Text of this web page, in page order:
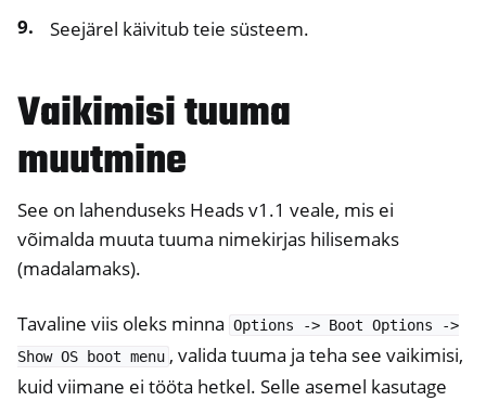
Seejärel käivitub teie süsteem.
Vaikimisi tuuma
muutmine
See on lahenduseks Heads v1.1 veale, mis ei
võimalda muuta tuuma nimekirjas hilisemaks
(madalamaks).
Tavaline viis oleks minna Options -> Boot Options
->
Show OS boot menu , valida tuuma ja teha see vaikimisi,
kuid viimane ei tööta hetkel. Selle asemel kasutage